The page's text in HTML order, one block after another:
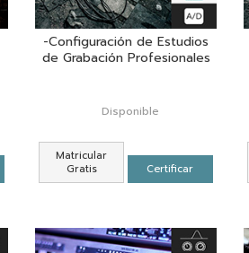
-Configuración de Estudios
de Grabación Profesionales
Disponible
Matricular
Gratis
Certificar